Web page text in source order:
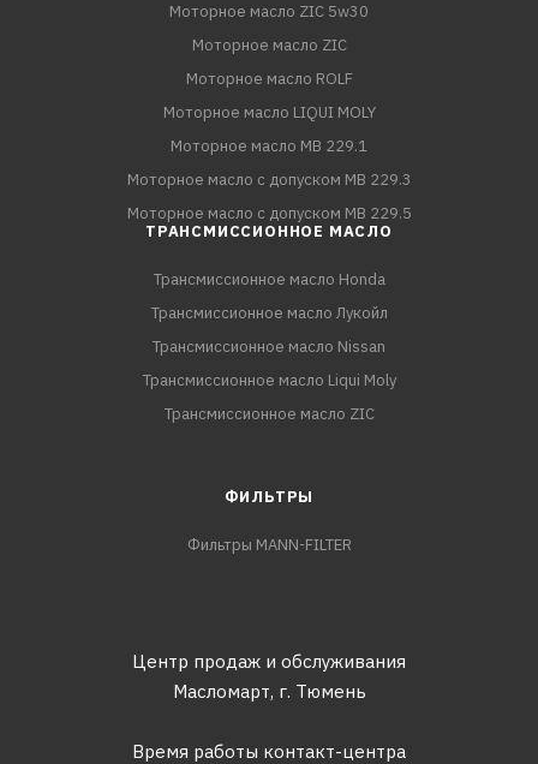
Моторное масло ZIC 5w30
Моторное масло ZIC
Моторное масло ROLF
Моторное масло LIQUI MOLY
Моторное масло MB 229.1
Моторное масло с допуском MB 229.3
Моторное масло с допуском MB 229.5
ТРАНСМИССИОННОЕ МАСЛО
Трансмиссионное масло Honda
Трансмиссионное масло Лукойл
Трансмиссионное масло Nissan
Трансмиссионное масло Liqui Moly
Трансмиссионное масло ZIC
ФИЛЬТРЫ
Фильтры MANN-FILTER
Центр продаж и обслуживания
Масломарт, г. Тюмень
Время работы контакт-центра